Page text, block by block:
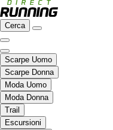
Cerca
Scarpe Uomo
Scarpe Donna
Moda Uomo
Moda Donna
Trail
Escursioni